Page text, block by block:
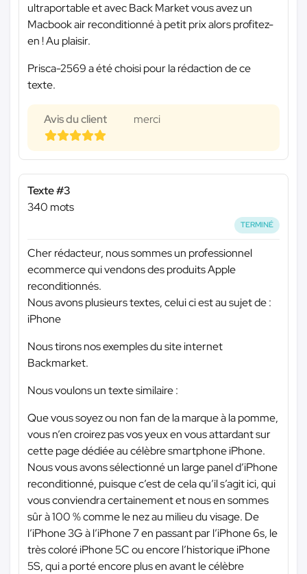
ultraportable et avec Back Market vous avez un
Macbook air reconditionné à petit prix alors profitez-
en ! Au plaisir.
Prisca-2569 a été choisi pour la rédaction de ce
texte.
Avis du client merci
Texte #3
340 mots
TERMINÉ
Cher rédacteur, nous sommes un professionnel
ecommerce qui vendons des produits Apple
reconditionnés.
Nous avons plusieurs textes, celui ci est au sujet de :
iPhone
Nous tirons nos exemples du site internet
Backmarket.
Nous voulons un texte similaire :
Que vous soyez ou non fan de la marque à la pomme,
vous n’en croirez pas vos yeux en vous attardant sur
cette page dédiée au célèbre smartphone iPhone.
Nous vous avons sélectionné un large panel d’iPhone
reconditionné, puisque c’est de cela qu’il s’agit ici, qui
vous conviendra certainement et nous en sommes
sûr à 100 % comme le nez au milieu du visage. De
l’iPhone 3G à l’iPhone 7 en passant par l’iPhone 6s, le
très coloré iPhone 5C ou encore l’historique iPhone
5S, qui a porté encore plus en avant le célèbre